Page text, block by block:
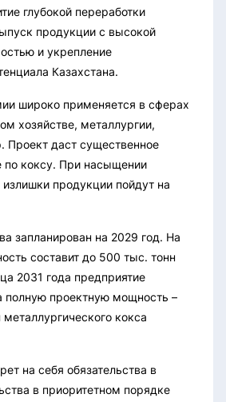
глубокой переработки
продукции с высокой
и укрепление
Казахстана.
широко применяется в сферах
хозяйстве, металлургии,
Проект даст существенное
по коксу. При насыщении
продукции пойдут на
запланирован на 2029 год. На
составит до 500 тыс. тонн
2031 года предприятие
полную проектную мощность –
кокса
на себя обязательства в
в приоритетном порядке